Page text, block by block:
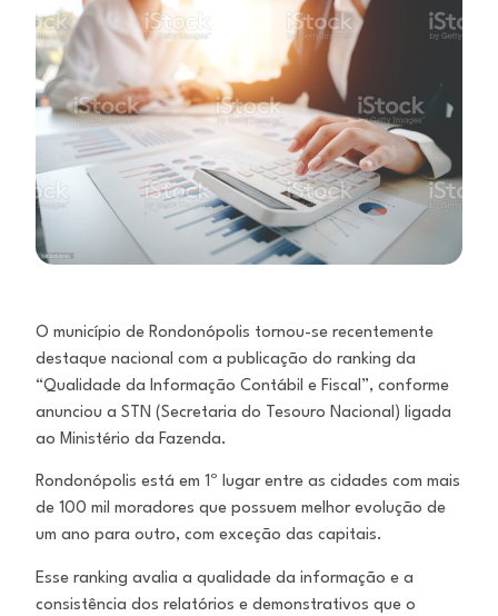
O município de Rondonópolis tornou-se recentemente
destaque nacional com a publicação do ranking da
“Qualidade da Informação Contábil e Fiscal”, conforme
anunciou a STN (Secretaria do Tesouro Nacional) ligada
ao Ministério da Fazenda.
Rondonópolis está em 1º lugar entre as cidades com mais
de 100 mil moradores que possuem melhor evolução de
um ano para outro, com exceção das capitais.
Esse ranking avalia a qualidade da informação e a
consistência dos relatórios e demonstrativos que o